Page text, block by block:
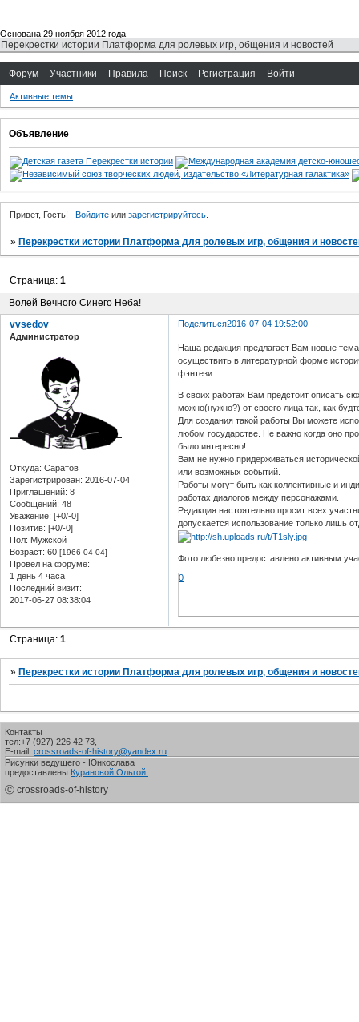
Основана 29 ноября 2012 года
Перекрестки истории Платформа для ролевых игр, общения и новостей
Форум Участники Правила Поиск Регистрация Войти
Активные темы
Объявление
Привет, Гость! Войдитеили зарегистрируйтесь.
» Перекрестки истории Платформа для ролевых игр, общения и
Волей Вечного Синего Неба!
Страница:1
Поделиться2016-07-04 19:52:00
vvsedov
Администратор
Откуда: Саратов
Зарегистрирован: 2016-07-04
Приглашений: 8
Сообщений: 48
Уважение: [+0/-0]
Позитив: [+0/-0]
Пол: Мужской
Возраст: 60 [1966-04-04]
Провел на форуме:
1 день 4 часа
Последний визит:
2017-06-27 08:38:04
Наша редакция предлагает Вам новые
осуществить в литературной форме
фэнтези.
В своих работах Вам предстоит описать
можно(нужно?) от своего лица так, как
Для создания такой работы Вы можете
любом государстве. Не важно когда оно
было интересно!
Вам не нужно придерживаться
или возможных событий.
Работы могут быть как коллективные и
работах диалогов между персонажами.
Редакция настоятельно просит всех
допускается использование только лишь
Фото любезно предоставлено активным
0
Страница:1
» Перекрестки истории Платформа для ролевых игр, общения и
Контакты
тел:+7 (927) 226 42 73,
E-mail: crossroads-of-history@yandex.ru
Рисунки ведущего - Юнкослава
предоставлены Курановой Ольгой
Ⓒ crossroads-of-history